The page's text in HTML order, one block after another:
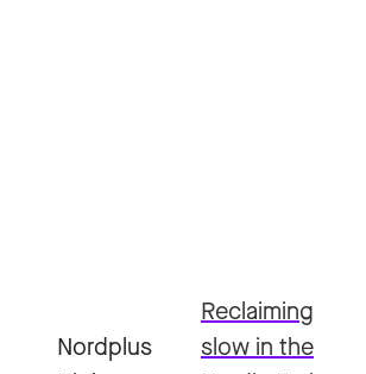
Nordplus
Reclaiming
slow in the